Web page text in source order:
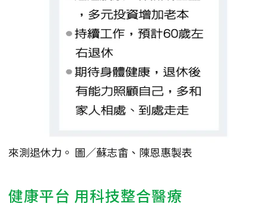
來測退休力。 圖／蘇志畬、陳恩惠製表
健康平台 用科技整合醫療